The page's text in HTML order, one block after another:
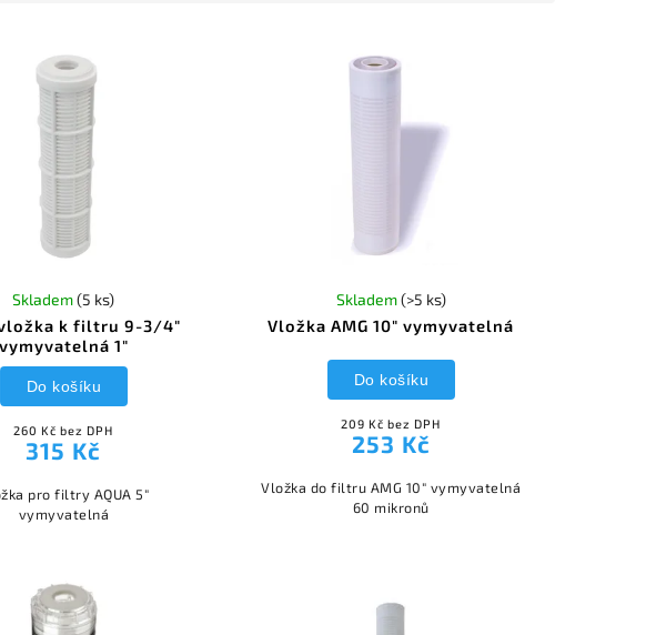
vložka k filtru 9-3/4"
vymyvatelná 1"
Skladem(5 ks)
260 Kč bez DPH
315 Kč
Do košíku
pro filtry AQUA 5"
vymyvatelná
Vložka AMG 10" vymyvatelná
Skladem(>5 ks)
209 Kč bez DPH
253 Kč
Do košíku
Vložka do filtru AMG 10" vymyvatelná
60 mikronů